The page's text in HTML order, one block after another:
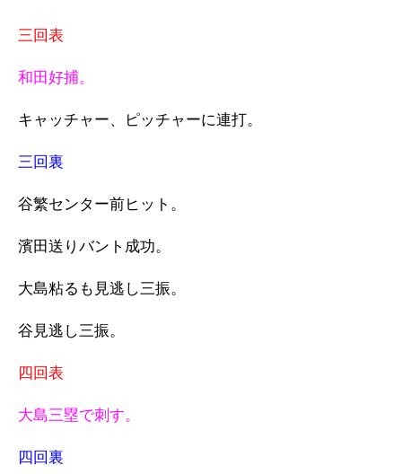
三回表
和田好捕。
キャッチャー、ピッチャーに連打。
三回裏
谷繁センター前ヒット。
濱田送りバント成功。
大島粘るも見逃し三振。
谷見逃し三振。
四回表
大島三塁で刺す。
四回裏